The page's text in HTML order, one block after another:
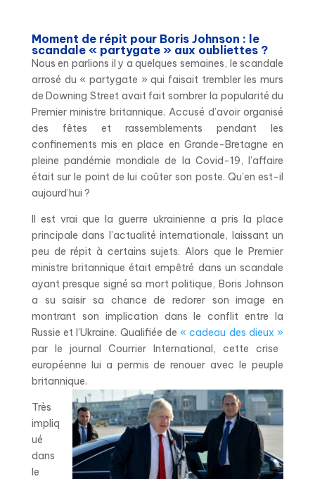
Moment de répit pour Boris Johnson : le
scandale « partygate » aux oubliettes ?
Nous en parlions il y a quelques semaines, le scandale
arrosé du « partygate » qui faisait trembler les murs
de Downing Street avait fait sombrer la popularité du
Premier ministre britannique. Accusé d’avoir organisé
des fêtes et rassemblements pendant les
confinements mis en place en Grande-Bretagne en
pleine pandémie mondiale de la Covid-19, l’affaire
était sur le point de lui coûter son poste. Qu’en est-il
aujourd’hui ?
Il est vrai que la guerre ukrainienne a pris la place
principale dans l’actualité internationale, laissant un
peu de répit à certains sujets. Alors que le Premier
ministre britannique était empêtré dans un scandale
ayant presque signé sa mort politique, Boris Johnson
a su saisir sa chance de redorer son image en
montrant son implication dans le conflit entre la
Russie et l’Ukraine. Qualifiée de « cadeau des dieux »
par le journal Courrier International, cette crise
européenne lui a permis de renouer avec le peuple
britannique.
Très
impliq
ué
dans
le